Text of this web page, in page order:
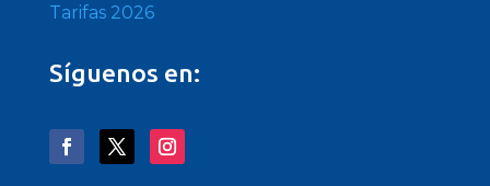
Tarifas 2026
Síguenos en: